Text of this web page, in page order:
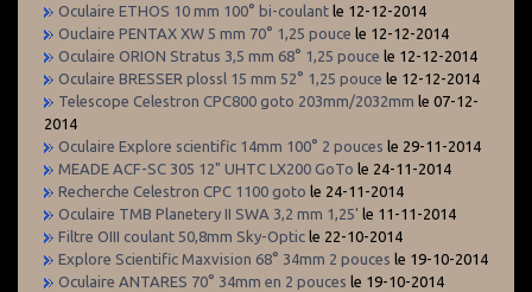
Oculaire ETHOS 10 mm 100° bi-coulant le 12-12-2014
Ouclaire PENTAX XW 5 mm 70° 1,25 pouce le 12-12-2014
Oculaire ORION Stratus 3,5 mm 68° 1,25 pouce le 12-12-2014
Oculaire BRESSER plossl 15 mm 52° 1,25 pouce le 12-12-2014
Telescope Celestron CPC800 goto 203mm/2032mm le 07-12-
2014
Oculaire Explore scientific 14mm 100° 2 pouces le 29-11-2014
MEADE ACF-SC 305 12" UHTC LX200 GoTo le 24-11-2014
Recherche Celestron CPC 1100 goto le 24-11-2014
Oculaire TMB Planetery II SWA 3,2 mm 1,25' le 11-11-2014
Filtre OIII coulant 50,8mm Sky-Optic le 22-10-2014
Explore Scientific Maxvision 68° 34mm 2 pouces le 19-10-2014
Oculaire ANTARES 70° 34mm en 2 pouces le 19-10-2014